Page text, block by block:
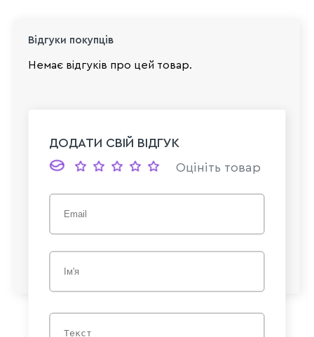
Відгуки покупців
Немає відгуків про цей товар.
ДОДАТИ СВІЙ ВІДГУК
Оцініть товар